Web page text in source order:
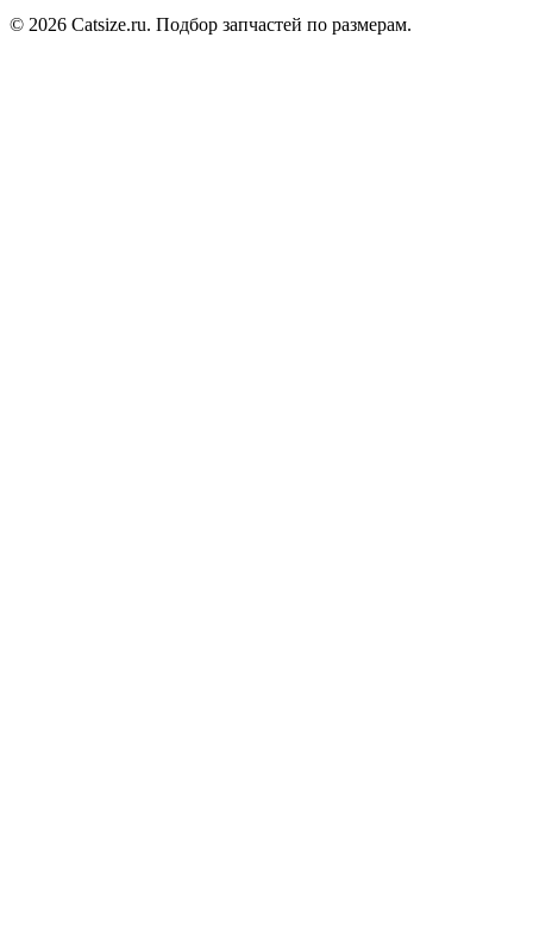
© 2026 Catsize.ru. Подбор запчастей по размерам.